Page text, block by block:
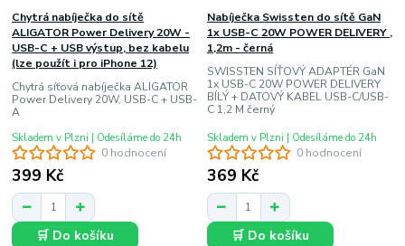
0 hodnocení
Chytrá nabíječka do sítě
ALIGATOR Power Delivery 20W -
USB-C + USB výstup, bez kabelu
(lze použít i pro iPhone 12)
Chytrá síťová nabíječka ALIGATOR
Power Delivery 20W, USB-C + USB-
A
399 Kč
Skladem v Plzni | Odesíláme do 24h
🛒 Do košíku
0 hodnocení
Nabíječka Swissten do sítě GaN
1x USB-C 20W POWER DELIVERY ,
1,2m - černá
SWISSTEN SÍŤOVÝ ADAPTÉR GaN
1x USB-C 20W POWER DELIVERY
BÍLÝ + DATOVÝ KABEL USB-C/USB-
C 1,2 M černý
369 Kč
Skladem v Plzni | Odesíláme do 24h
🛒 Do košíku